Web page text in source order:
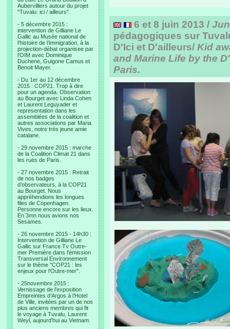
Aubervilliers autour du projet
"Tuvalu: ici / ailleurs".
- 5 décembre 2015 :
intervention de Gilliane Le
Gallic au Musée national de
l’histoire de l’immigration, à la
projection-débat organisee par
l’OIM avec Dominique
Duchene, Guigone Camus et
Benoit Mayer.
- Du 1er au 12 décembre
2015 : COP21. Trop à dire
pour un agenda. Observation
au Bourget avec Linda Cohen
et Laurent Leguyader et
representation dans les
assemblées de la coalition et
autres associations par Maria
Vives, notre très jeune amie
catalane.
- 29 novembre 2015 : marche
de la Coalition Climat 21 dans
les rues de Paris.
- 27 novembre 2015 : Retrait
de nos badges
d’observateurs, à la COP21
au Bourget. Nous
appréhendions les longues
files de Copenhagen.
Personne encore sur les lieux.
En 3mn nous avions nos
Sesames.
- 26 novembre 2015 - 14h30 :
Intervention de Gilliane Le
Gallic sur France Tv Outre-
mer Première dans l'émission
Transversal Environnement
sur le thème "COP21 : les
enjeux pour l'Outre-mer".
- 25novembre 2015 :
Vernissage de l’exposition
Empreintes d’Argos à l’Hotel
de Ville, invitées par un de nos
plus anciens membres qui fit
le voyage à Tuvalu, Laurent
Weyl, aujourd’hui au Vietnam.
6 et 8 juin 2013 /
pédagogiques sur
D'Ici et D'ailleurs/ Kid
and Marine Life by the
Paris.